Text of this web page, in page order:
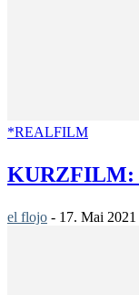
*REALFILM
KURZFILM:
el flojo - 17. Mai 2021